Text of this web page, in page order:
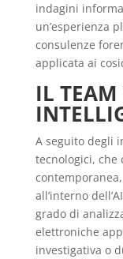
indagini
un’esperienza
consulenze
applicata ai
IL
A seguito degli
tecnologici, che
all’interno
grado di
elettroniche
investigativa o